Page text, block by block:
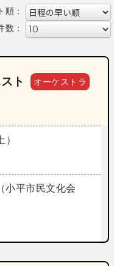
順：
数：
ト オーケストラ
小平市民文化会